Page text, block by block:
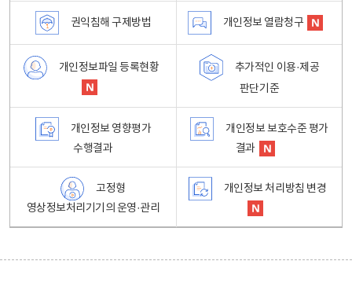
권익침해 구제방법 개인정보 열람청구
개인정보파일 등록현황
추가적인 이용·제공
판단기준
개인정보 영향평가
수행결과
개인정보 보호수준 평가
결과
고정형
영상정보처리기기의 운영·관리
개인정보 처리방침 변경